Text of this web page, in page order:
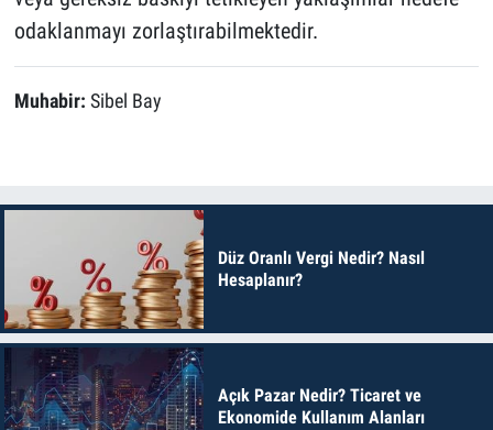
odaklanmayı zorlaştırabilmektedir.
Muhabir: Sibel Bay
Düz Oranlı Vergi Nedir? Nasıl
Hesaplanır?
Açık Pazar Nedir? Ticaret ve
Ekonomide Kullanım Alanları